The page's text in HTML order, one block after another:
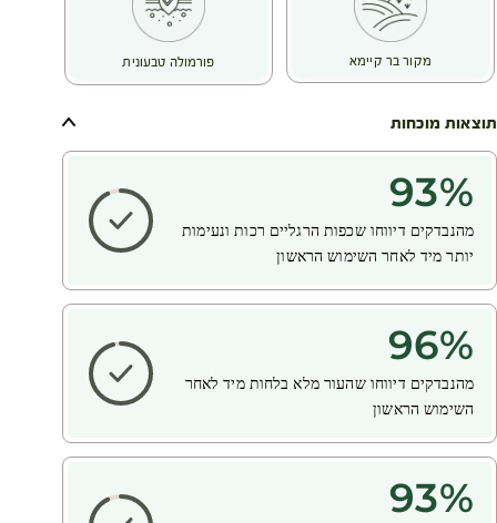
(מחקר שביעות רצון בקרב 28 נבדקים)
מקור בר קיימא פורמולה טבעונית
תוצאות מוכחות
93%
מהנבדקים דיווחו שכפות הרגליים רכות ונעימות
יותר מיד לאחר השימוש הראשון
96%
מהנבדקים דיווחו שהעור מלא בלחות מיד לאחר
השימוש הראשון
93%